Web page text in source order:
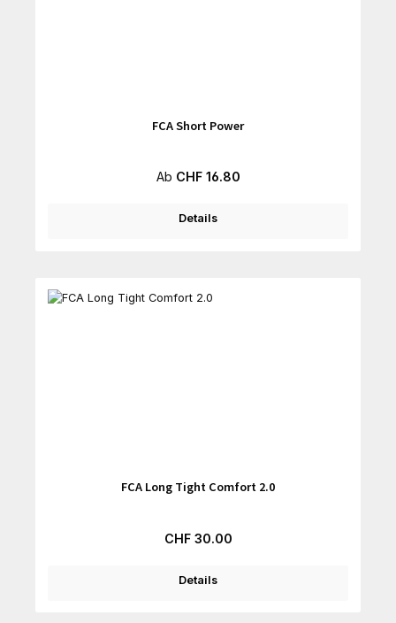
FCA Short Power
Regulärer Preis:
Ab CHF 16.80
Details
FCA Long Tight Comfort 2.0
Regulärer Preis:
CHF 30.00
Details